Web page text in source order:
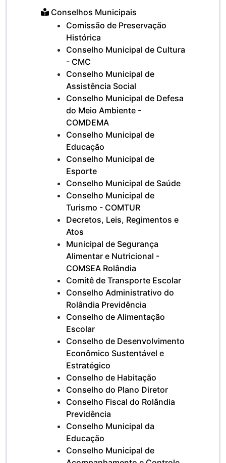
Conselhos Municipais
Comissão de Preservação
Histórica
Conselho Municipal de Cultura
- CMC
Conselho Municipal de
Assistência Social
Conselho Municipal de Defesa
do Meio Ambiente -
COMDEMA
Conselho Municipal de
Educação
Conselho Municipal de
Esporte
Conselho Municipal de Saúde
Conselho Municipal de
Turismo - COMTUR
Decretos, Leis, Regimentos e
Atos
Municipal de Segurança
Alimentar e Nutricional -
COMSEA Rolândia
Comitê de Transporte Escolar
Conselho Administrativo do
Rolândia Previdência
Conselho de Alimentação
Escolar
Conselho de Desenvolvimento
Econômico Sustentável e
Estratégico
Conselho de Habitação
Conselho do Plano Diretor
Conselho Fiscal do Rolândia
Previdência
Conselho Municipal da
Educação
Conselho Municipal de